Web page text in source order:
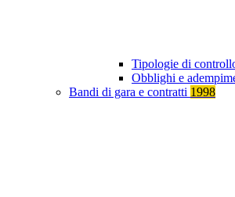
Tipologie di
Obblighi e
Bandi di gara e contratti 1998